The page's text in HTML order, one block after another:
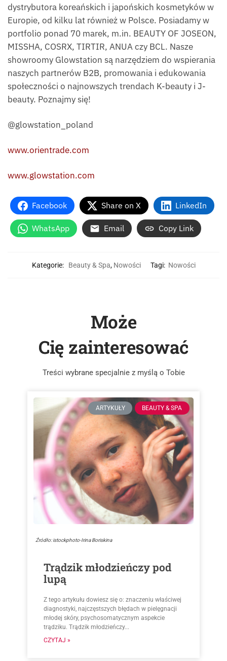
dystrybutora koreańskich i japońskich kosmetyków w
Europie, od kilku lat również w Polsce. Posiadamy w
portfolio ponad 70 marek, m.in. BEAUTY OF JOSEON,
MISSHA, COSRX, TIRTIR, ANUA czy BCL. Nasze
showroomy Glowstation są narzędziem do wspierania
naszych partnerów B2B, promowania i edukowania
społeczności o najnowszych trendach K-beauty i J-
beauty. Poznajmy się!
@glowstation_poland
www.orientrade.com
www.glowstation.com
Facebook Share on X LinkedIn
WhatsApp Email Copy Link
Kategorie: Beauty & Spa, Nowości Tagi: Nowości
Może
Cię zainteresować
Treści wybrane specjalnie z myślą o Tobie
ARTYKUŁY BEAUTY & SPA
Źródło: istockphoto-Irina Boriskina
Trądzik młodzieńczy pod
lupą
Z tego artykułu dowiesz się o: znaczeniu właściwej
diagnostyki, najczęstszych błędach w pielęgnacji
młodej skóry, psychosomatycznym aspekcie
trądziku. Trądzik młodzieńczy...
CZYTAJ »